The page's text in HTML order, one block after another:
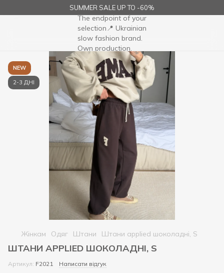
SUMMER SALE UP TO -60%
NEW
2-3 ДНІ
Жінкам Одяг Штани Штани applied шоколадні, S
ШТАНИ APPLIED ШОКОЛАДНІ, S
Артикул: F2021 Написати відгук